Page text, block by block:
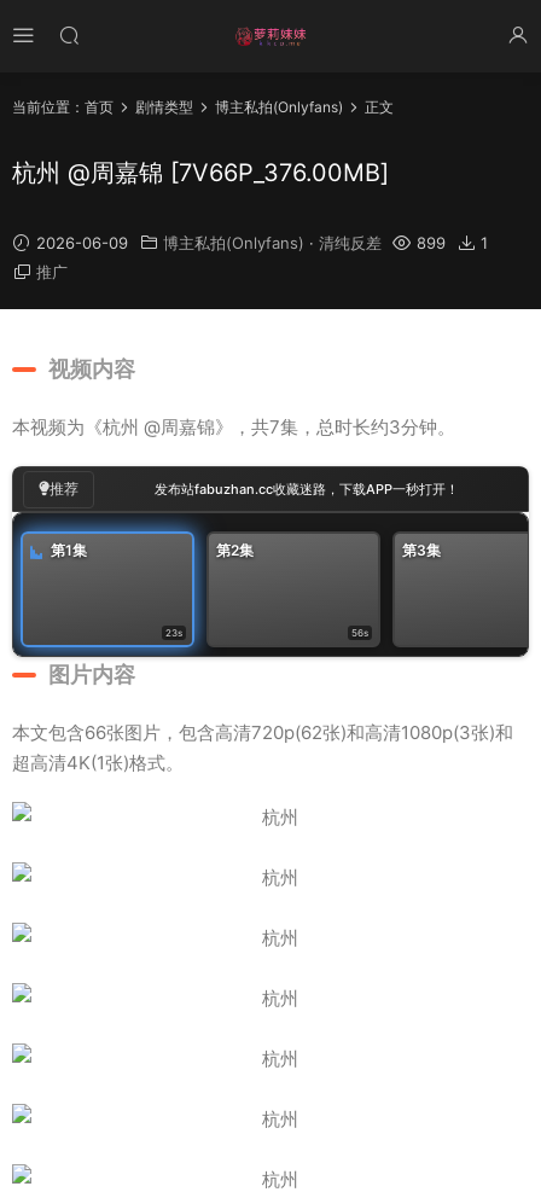
当前位置： 首页 剧情类型 博主私拍(Onlyfans) 正文
杭州 @周嘉锦 [7V66P_376.00MB]
2026-06-09 博主私拍(Onlyfans) · 清纯反差 899
1
推广
视频内容
本视频为《杭州 @周嘉锦》，共7集，总时长约3分钟。
/ 00:23
推荐 发布站fabuzhan.cc收藏迷路，下载APP一秒打开！
23s
第1集
56s
第2集 第3集
图片内容
本文包含66张图片，包含高清720p(62张)和高清1080p(3张)和
超高清4K(1张)格式。